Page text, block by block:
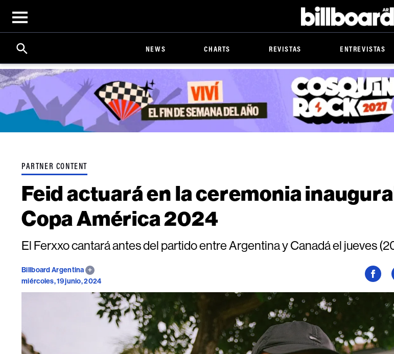
Open
menu
Billboard
Search
Click
Expand
Search
Input
NEWS CHARTS REVISTAS ENTREVISTAS
PARTNER CONTENT
Feid actuará en la ceremonia
Copa América 2024
El Ferxxo cantará antes del partido entre Argentina y Canadá el jueves
Billboard Argentina
miércoles, 19 junio, 2024
Seguí